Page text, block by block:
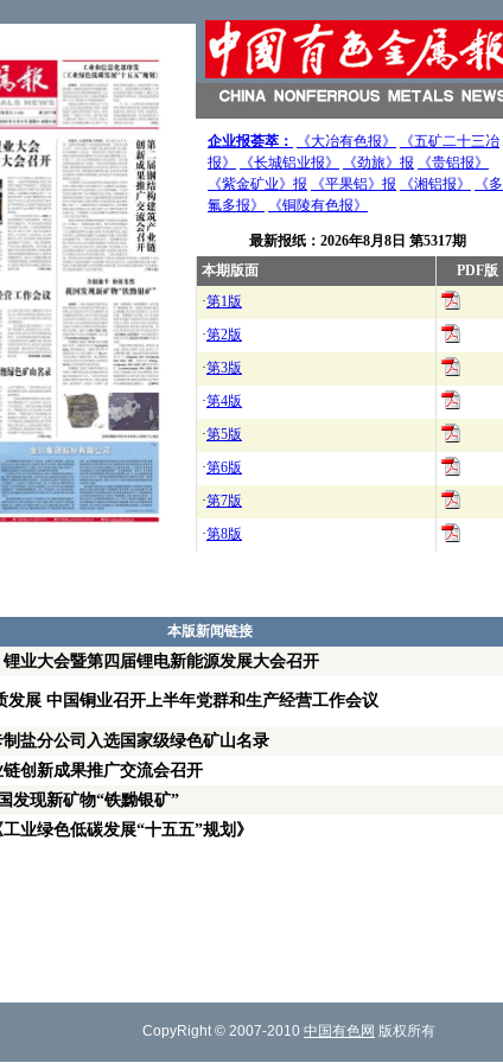
企业报荟萃： 《大冶有色报》
《五矿二十三冶
报》
《长城铝业报》 《劲旅》报
《贵铝报》
《紫金矿业》报
《平果铝》报 《湘铝报》
《多
氟多报》
《铜陵有色报》
最新报纸： 2026年8月8日 第5317期
本期版面
PDF版
·第1版
·第2版
·第3版
·第4版
·第5版
·第6版
·第7版
·第8版
本版新闻链接
业大会暨第四届锂电新能源发展大会召开
发展 中国铜业召开上半年党群和生产经营工作会议
盐分公司入选国家级绿色矿山名录
创新成果推广交流会召开
发现新矿物“铁黝银矿”
业绿色低碳发展“十五五”规划》
CopyRight © 2007-2010 中国有色网 版权所有